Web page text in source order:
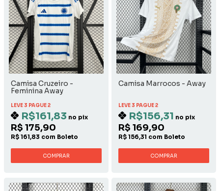
Camisa Cruzeiro -
Feminina Away
LEVE 3 PAGUE 2
R$161,83 no pix
R$ 175,90
R$ 161,83 com Boleto
COMPRAR
Camisa Marrocos - Away
LEVE 3 PAGUE 2
R$156,31 no pix
R$ 169,90
R$ 156,31 com Boleto
COMPRAR